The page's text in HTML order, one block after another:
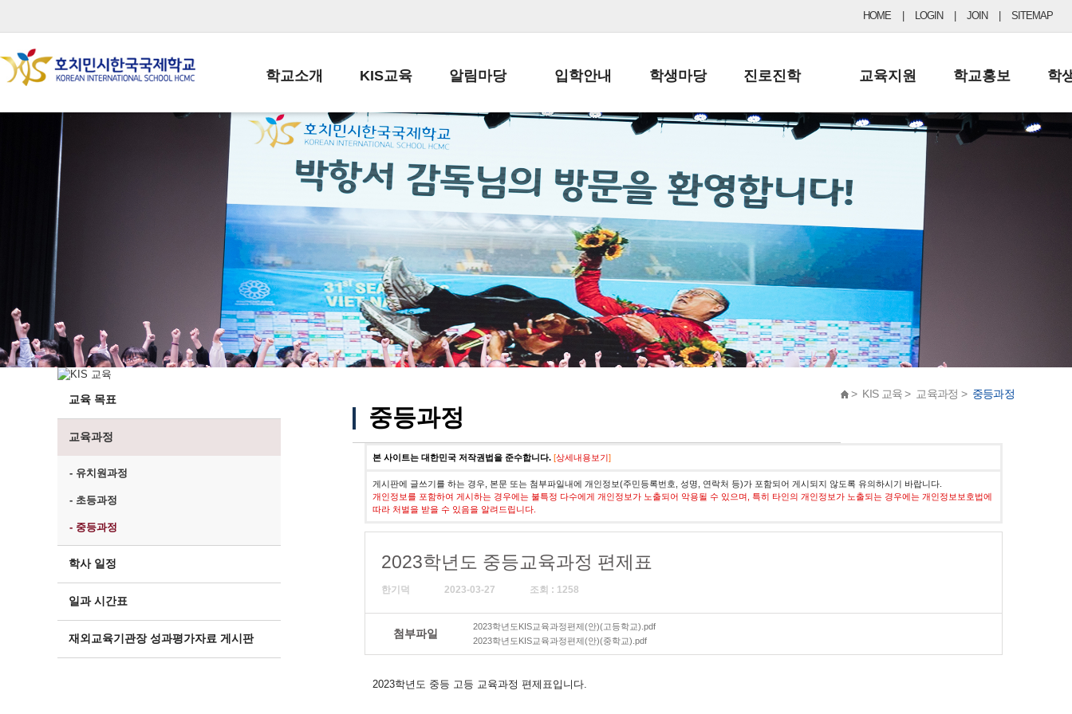
HOME LOGIN JOIN SITEMAP
학교소개
학교장인사말
학교상징
학교연혁
교직원현황
학생현황
위치/전화
전경사진
KIS교육
교육목표
학사일정
일과시간표
성과평가자료
알림마당
공지사항
납부금 안내
스쿨버스 운행 안내
급식안내
서식자료실
학부모방
정기고사 기출문제
입학안내
전-편입 서류양식
입학금/수업료
교복구입안내
학생마당
학생생활규정
학교신문
자율진로동아리
유초등 소식지
진로진학
공지사항 및 입시자료
드림레터
교육지원
행정실
학교운영위원회
학교건축기금
학교홍보
보도자료
학
교육 목표
교육과정
- 유치원과정
- 초등과정
- 중등과정
학사 일정
일과 시간표
재외교육기관장 성과평가자료 게시판
> KIS 교육 > 교육과정 > 중등과정
중등과정
본 사이트는 대한민국 저작권법을 준수합니다. [상세내용보기]
게시판에 글쓰기를 하는 경우, 본문 또는 첨부파일내에 개인정보(주민등록번호, 성명, 연락처 등)가 포함되어 게시되지 않도록 유의하시기 바랍니다.
개인정보를 포함하여 게시하는 경우에는 불특정 다수에게 개인정보가 노출되어 악용될 수 있으며, 특히 타인의 개인정보가 노출되는 경우에는 개인정보보호법에
따라 처벌을 받을 수 있음을 알려드립니다.
2023학년도 중등교육과정 편제표
한기덕 2023-03-27 조회 : 1258
첨부파일
2023학년도KIS교육과정편제(안)(고등학교).pdf
2023학년도KIS교육과정편제(안)(중학교).pdf
2023학년도 중등 고등 교육과정 편제표입니다.